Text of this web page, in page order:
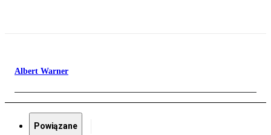
Albert Warner
Powiązane